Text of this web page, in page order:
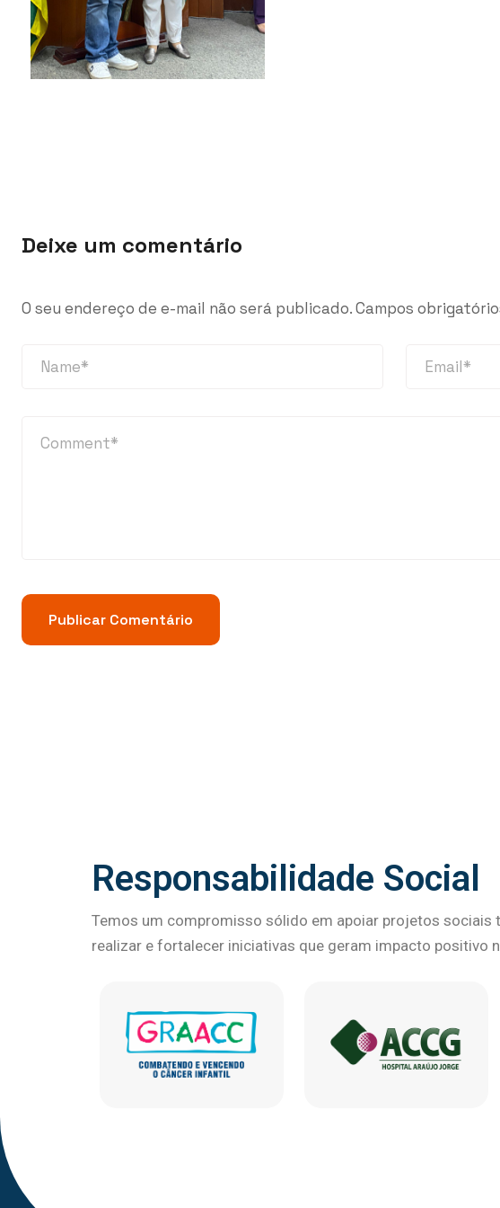
Deixe um comentário
O seu endereço de e-mail não será publicado.Campos
Responsabilidade Social
Temos um compromisso sólido em apoiar projetos
realizar e fortalecer iniciativas que geram impacto positivo